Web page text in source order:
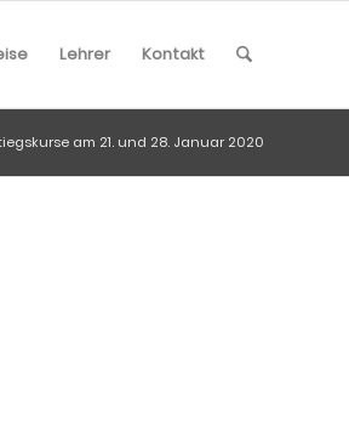
Lehrer Kontakt
am 21. und 28. Januar 2020